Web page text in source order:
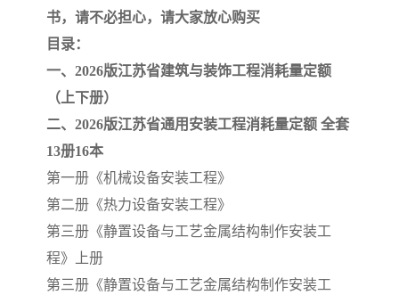
书，请不必担心，请大家放心购买
目录：
一、2026版江苏省建筑与装饰工程消耗量定额
（上下册）
二、2026版江苏省通用安装工程消耗量定额 全套
13册16本
第一册《机械设备安装工程》
第二册《热力设备安装工程》
第三册《静置设备与工艺金属结构制作安装工
程》上册
第三册《静置设备与工艺金属结构制作安装工
*考军校教材 黑龙江建设工程计价定额
依据
海南省建设工程预算定额 浙江省建设工程预算定额
电力工程预算概算定额
江苏省建设工程计价定额
云南省建设工程预算定额 2020民法典
陕西省水利工程概预算定 宁夏建设工程计价定额